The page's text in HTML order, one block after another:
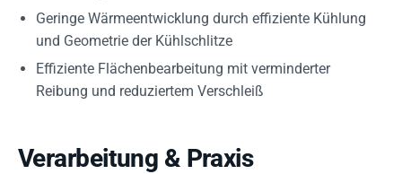
Geringe Wärmeentwicklung durch effiziente Kühlung
und Geometrie der Kühlschlitze
Effiziente Flächenbearbeitung mit verminderter
Reibung und reduziertem Verschleiß
Verarbeitung & Praxis